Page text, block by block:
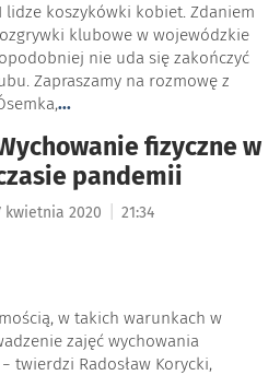
lidze koszykówki kobiet. Zdaniem
klubowe w wojewódzkie
nie uda się zakończyć
Zapraszamy na rozmowę z
...
fizyczne w
pandemii
kwietnia 2020 21:34
w takich warunkach w
zajęć wychowania
twierdzi Radosław Korycki,